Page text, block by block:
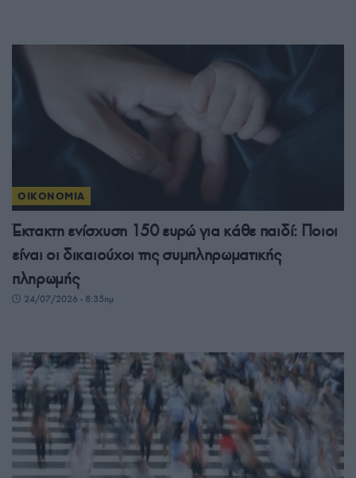
ΟΙΚΟΝΟΜΙΑ
Έκτακτη ενίσχυση 150 ευρώ για κάθε παιδί: Ποιοι
είναι οι δικαιούχοι της συμπληρωματικής
πληρωμής
24/07/2026 - 8:35πμ